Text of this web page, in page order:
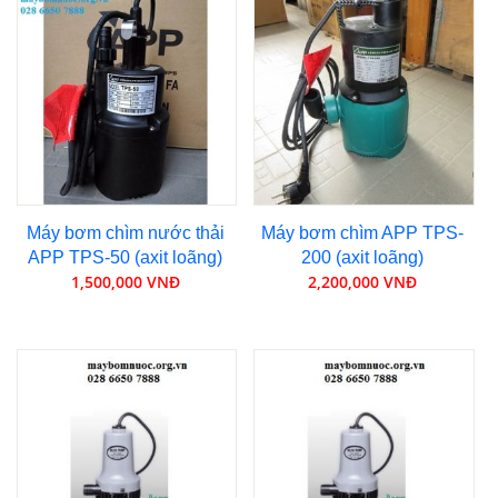
Máy bơm chìm nước thải
APP TPS-50 (axit loãng)
1,500,000 VNĐ
Máy bơm chìm APP TPS-
200 (axit loãng)
2,200,000 VNĐ